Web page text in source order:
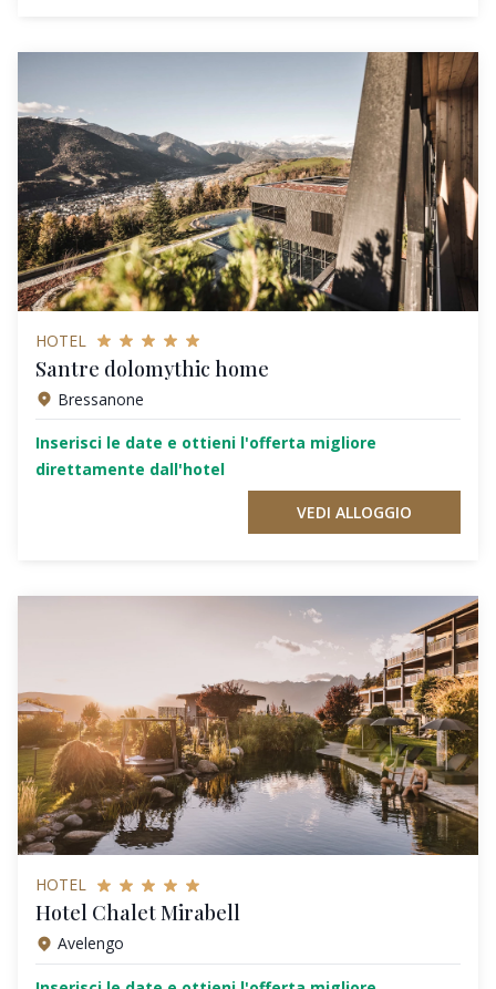
HOTEL
Santre dolomythic home
Bressanone
Inserisci le date e ottieni l'offerta migliore
direttamente dall'hotel
VEDI ALLOGGIO
HOTEL
Hotel Chalet Mirabell
Avelengo